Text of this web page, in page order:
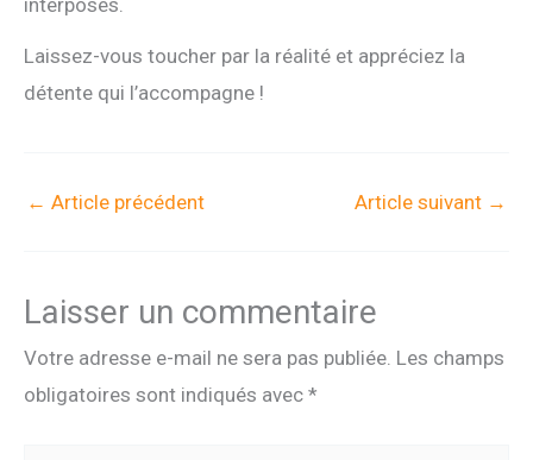
Laissez-vous toucher par la réalité et appréciez la
détente qui l’accompagne !
← Article précédent Article suivant →
Laisser un commentaire
Votre adresse e-mail ne sera pas publiée. Les champs
obligatoires sont indiqués avec *